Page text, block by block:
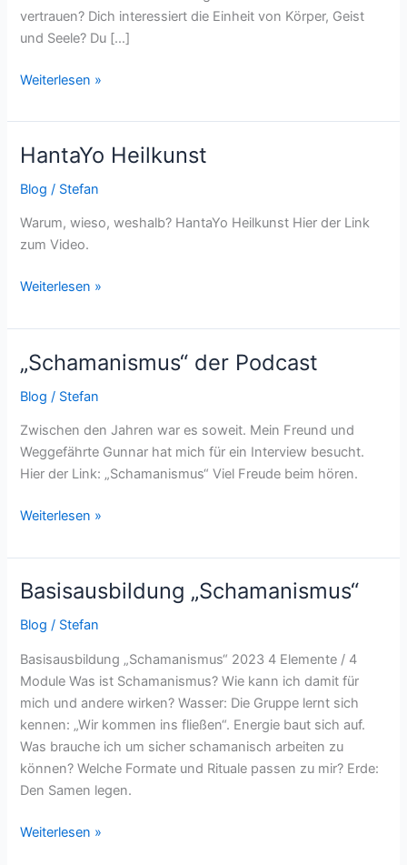
vertrauen? Dich interessiert die Einheit von Körper, Geist
und Seele? Du […]
Weiterlesen »
HantaYo Heilkunst
Blog / Stefan
Warum, wieso, weshalb? HantaYo Heilkunst Hier der Link
zum Video.
HantaYo
Weiterlesen »
„Schamanismus“ der Podcast
Blog / Stefan
Zwischen den Jahren war es soweit. Mein Freund und
Weggefährte Gunnar hat mich für ein Interview besucht.
Hier der Link: „Schamanismus“ Viel Freude beim hören.
„Schamanismus“
Podcast
Weiterlesen »
Basisausbildung „Schamanismus“
Blog / Stefan
Basisausbildung „Schamanismus“ 2023 4 Elemente / 4
Module Was ist Schamanismus? Wie kann ich damit für
mich und andere wirken? Wasser: Die Gruppe lernt sich
kennen: „Wir kommen ins fließen“. Energie baut sich auf.
Was brauche ich um sicher schamanisch arbeiten zu
können? Welche Formate und Rituale passen zu mir? Erde:
Den Samen legen.
Basisausbildung
Weiterlesen »